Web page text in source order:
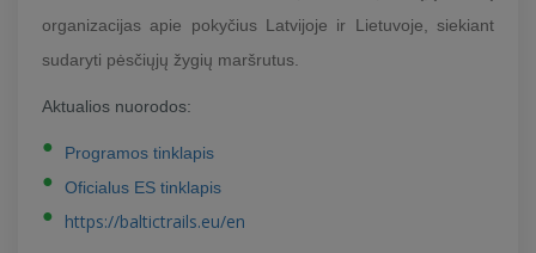
organizacijas apie pokyčius Latvijoje ir Lietuvoje, siekiant
sudaryti pėsčiųjų žygių maršrutus.
Aktualios nuorodos:
Programos tinklapis
Oficialus ES tinklapis
https://baltictrails.eu/en